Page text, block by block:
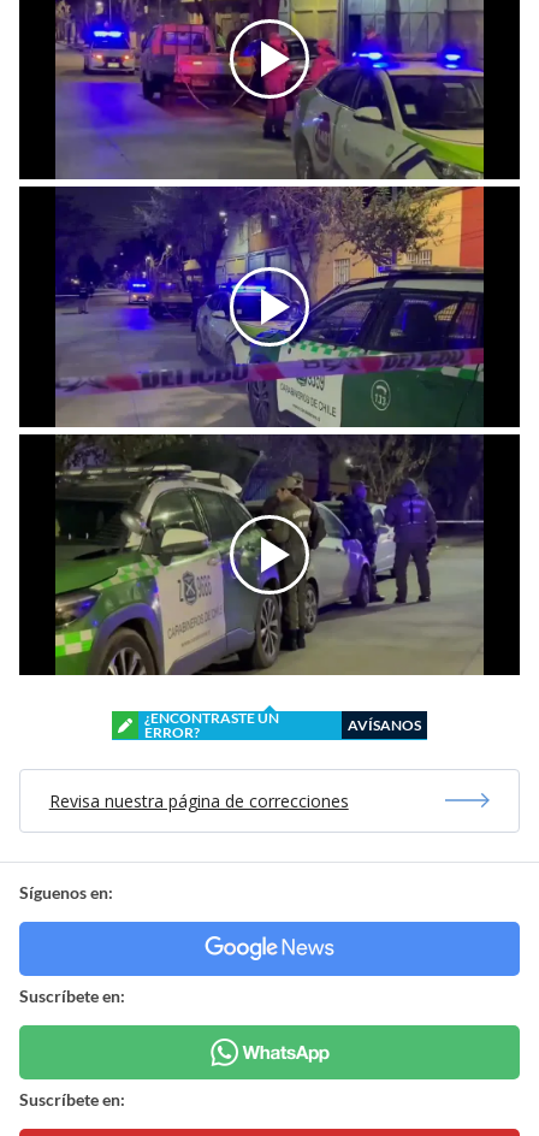
¿ENCONTRASTE UN
ERROR?
AVÍSANOS
Revisa nuestra página de correcciones
Síguenos en:
Suscríbete en:
Suscríbete en: